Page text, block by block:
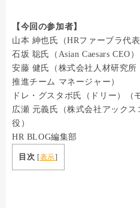
【今回の参加者】
山本 紳也氏（HRファーブラ代表
石坂 聡氏（Asian Caesars CEO）
安藤 健氏（株式会社人材研究
推進チーム マネージャー）
ドレ・グスタボ氏（ドリー）（
広瀬 元義氏（株式会社アック
役）
HR BLOG編集部
目次 [表示]